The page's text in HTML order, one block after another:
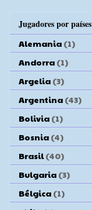
Jugadores por
Alemania (1)
Andorra (1)
Argelia (3)
Argentina (43)
Bolivia (1)
Bosnia (4)
Brasil (40)
Bulgaria (3)
Bélgica (1)